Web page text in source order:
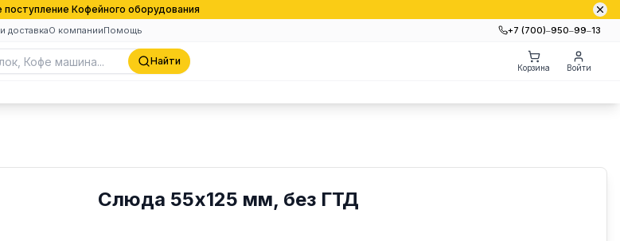
поступление Кофейного оборудования
доставкаО компанииПомощь +7 (700)‒950‒99‒13
Найти
Корзина Войти
Слюда 55х125 мм, без ГТД